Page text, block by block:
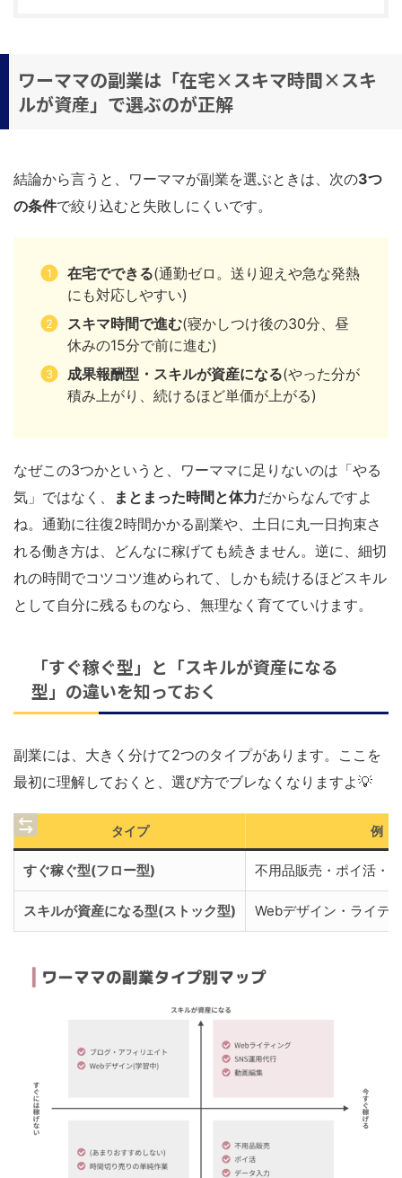
ワーママの副業は「在宅×スキマ時間×スキ
ルが資産」で選ぶのが正解
結論から言うと、ワーママが副業を選ぶときは、次の3つ
の条件で絞り込むと失敗しにくいです。
在宅でできる(通勤ゼロ。送り迎えや急な発熱
にも対応しやすい)
スキマ時間で進む(寝かしつけ後の30分、昼
休みの15分で前に進む)
成果報酬型・スキルが資産になる(やった分が
積み上がり、続けるほど単価が上がる)
なぜこの3つかというと、ワーママに足りないのは「やる
気」ではなく、
まとまった時間と体力だからなんですよ
ね。通勤に往復2時間かかる副業や、土日に丸一日拘束さ
れる働き方は、どんなに稼げても続きません。逆に、細切
れの時間でコツコツ進められて、しかも続けるほどスキル
として自分に残るものなら、無理なく育てていけます。
「すぐ稼ぐ型」と「スキルが資産になる
型」の違いを知っておく
副業には、大きく分けて2つのタイプがあります。ここを
最初に理解しておくと、選び方でブレなくなりますよ💡
タイプ 例
すぐ稼ぐ型(フロー型) 不用品販売・ポイ活・
スキルが資産になる型(ストック型) Webデザイン・ライテ